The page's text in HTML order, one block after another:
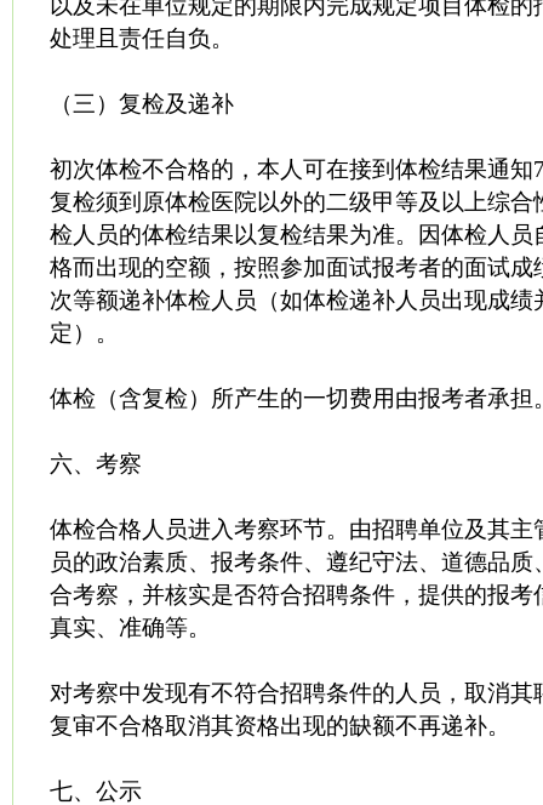
以及未在单位规定的期限内完成规定项目体检
处理且责任自负。
（三）复检及递补
初次体检不合格的，本人可在接到体检结果通知
复检须到原体检医院以外的二级甲等及以上综合
检人员的体检结果以复检结果为准。因体检人员
格而出现的空额，按照参加面试报考者的面试成
次等额递补体检人员（如体检递补人员出现成绩
定）。
体检（含复检）所产生的一切费用由报考者承担
六、考察
体检合格人员进入考察环节。由招聘单位及其主
员的政治素质、报考条件、遵纪守法、道德品
合考察，并核实是否符合招聘条件，提供的报考
真实、准确等。
对考察中发现有不符合招聘条件的人员，取消其
复审不合格取消其资格出现的缺额不再递补。
七、公示